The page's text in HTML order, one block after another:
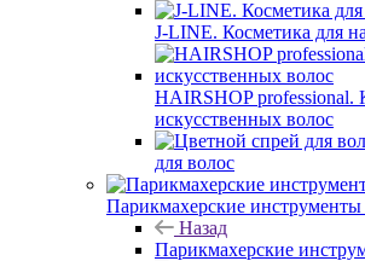
J-LINE. Косметика для
HAIRSHOP professional.
искусственных волос
для волос
Парикмахерские
Назад
Парикмахерские